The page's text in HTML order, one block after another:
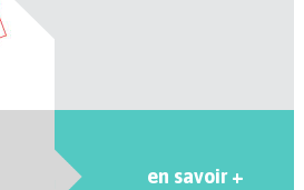
en savoir +